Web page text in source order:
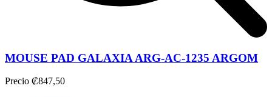
MOUSE PAD GALAXIA ARG-AC-1235 ARGOM
Precio ₡847,50